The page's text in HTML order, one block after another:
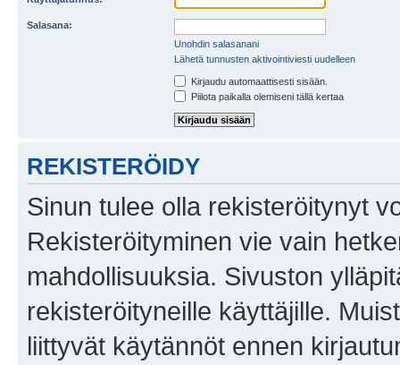
Salasana:
Unohdin salasanani
Lähetä tunnusten aktivointiviesti uudelleen
Kirjaudu automaattisesti sisään.
Piilota paikalla olemiseni tällä kertaa
REKISTERÖIDY
Sinun tulee olla rekisteröitynyt
Rekisteröityminen vie vain
mahdollisuuksia. Sivuston
rekisteröityneille käyttäjille.
liittyvät käytännöt ennen